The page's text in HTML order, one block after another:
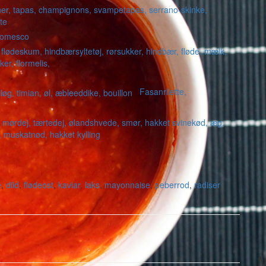
Fasanrilette,
,dild, flødeost, kaviar, laks,mayonnaise,peberrod,radiser,